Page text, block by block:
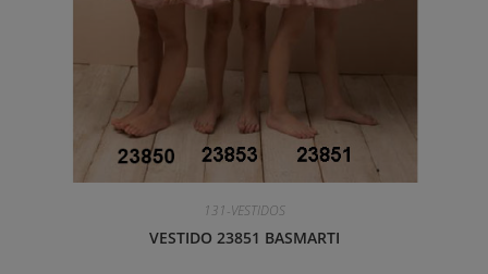
131-VESTIDOS
VESTIDO 23851 BASMARTI